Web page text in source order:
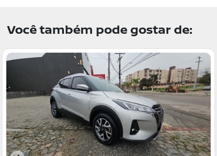
Você também pode gostar de: